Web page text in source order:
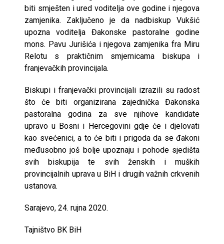
biti smješten i ured voditelja ove godine i njegova
zamjenika. Zaključeno je da nadbiskup Vukšić
upozna voditelja Đakonske pastoralne godine
mons. Pavu Jurišića i njegova zamjenika fra Miru
Relotu s praktičnim smjernicama biskupa i
franjevačkih provincijala.
Biskupi i franjevački provincijali izrazili su radost
što će biti organizirana zajednička Đakonska
pastoralna godina za sve njihove kandidate
upravo u Bosni i Hercegovini gdje će i djelovati
kao svećenici, a to će biti i prigoda da se đakoni
međusobno još bolje upoznaju i pohode sjedišta
svih biskupija te svih ženskih i muških
provincijalnih uprava u BiH i drugih važnih crkvenih
ustanova.
Sarajevo, 24. rujna 2020.
Tajništvo BK BiH